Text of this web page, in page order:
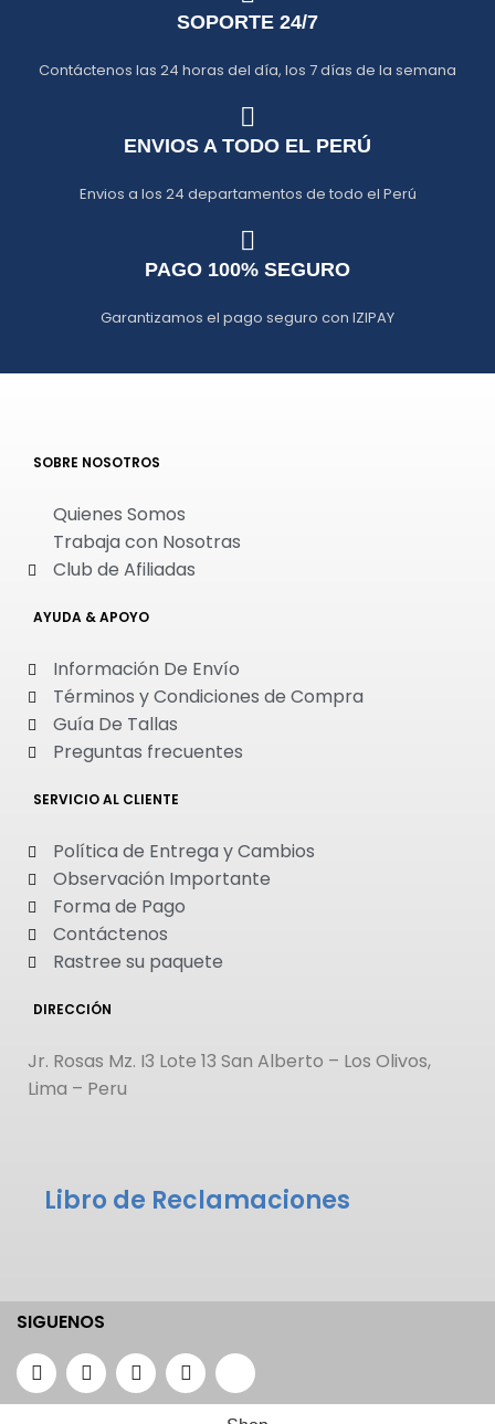
SOPORTE 24/7
Contáctenos las 24 horas del día, los 7 días de la semana
ENVIOS A TODO EL PERÚ
Envios a los 24 departamentos de todo el Perú
PAGO 100% SEGURO
Garantizamos el pago seguro con IZIPAY
SOBRE NOSOTROS
Quienes Somos
Trabaja con Nosotras
Club de Afiliadas
AYUDA & APOYO
Información De Envío
Términos y Condiciones de Compra
Guía De Tallas
Preguntas frecuentes
SERVICIO AL CLIENTE
Política de Entrega y Cambios
Observación Importante
Forma de Pago
Contáctenos
Rastree su paquete
DIRECCIÓN
Jr. Rosas Mz. I3 Lote 13 San Alberto – Los Olivos,
Lima – Peru
Libro de Reclamaciones
SIGUENOS